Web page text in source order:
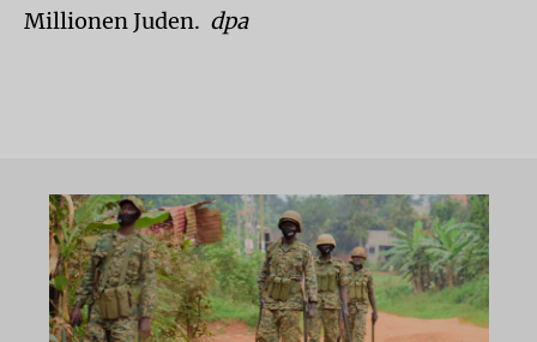
Millionen Juden. dpa